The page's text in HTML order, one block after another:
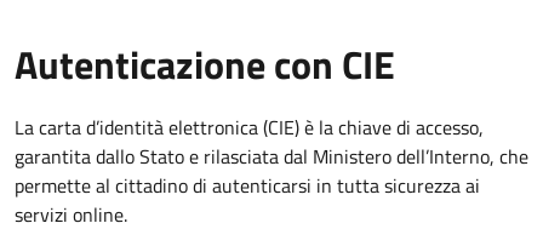
Autenticazione con CIE
La carta d’identità elettronica (CIE) è la chiave di accesso,
garantita dallo Stato e rilasciata dal Ministero dell’Interno, che
permette al cittadino di autenticarsi in tutta sicurezza ai
servizi online.